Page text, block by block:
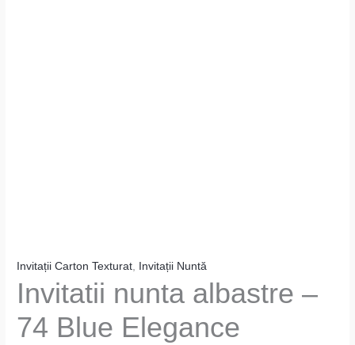
Invitații Carton Texturat, Invitații Nuntă
Invitatii nunta albastre –
74 Blue Elegance